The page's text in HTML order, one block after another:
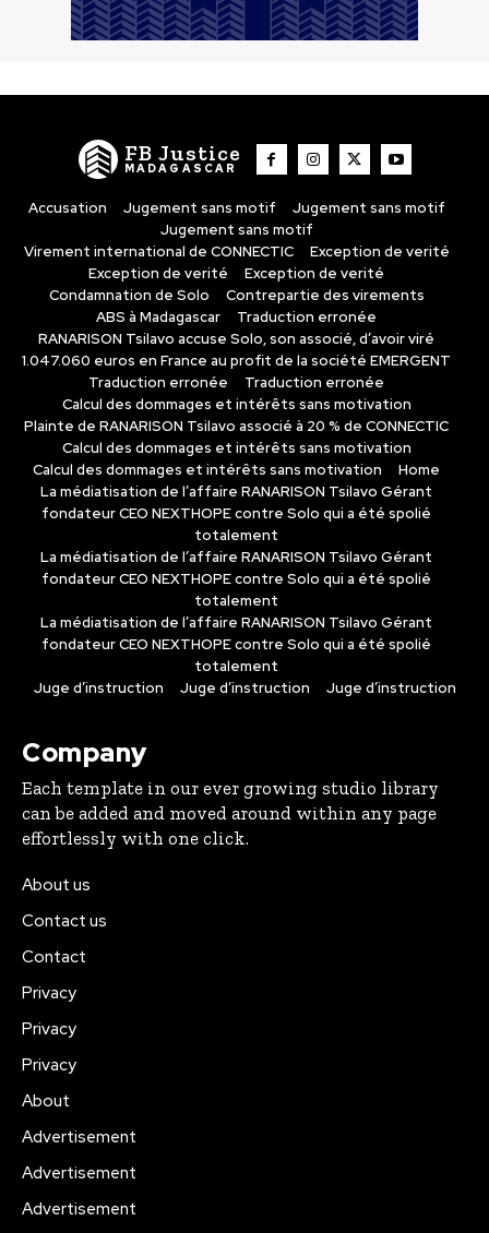
FB Justice
MADAGASCAR
Accusation Jugement sans motif
Jugement sans motif
Jugement sans motif
Virement international de CONNECTIC
Exception de verité
Exception de verité
Exception de verité
Condamnation de Solo
Contrepartie des virements
ABS à Madagascar
Traduction erronée
RANARISON Tsilavo accuse Solo, son associé, d’avoir viré
1.047.060 euros en France au profit de la société EMERGENT
Traduction erronée
Traduction erronée
Calcul des dommages et intérêts sans motivation
Plainte de RANARISON Tsilavo associé à 20 % de CONNECTIC
Calcul des dommages et intérêts sans motivation
Calcul des dommages et intérêts sans motivation
Home
La médiatisation de l’affaire RANARISON Tsilavo Gérant
fondateur CEO NEXTHOPE contre Solo qui a été spolié
totalement
La médiatisation de l’affaire RANARISON Tsilavo Gérant
fondateur CEO NEXTHOPE contre Solo qui a été spolié
totalement
La médiatisation de l’affaire RANARISON Tsilavo Gérant
fondateur CEO NEXTHOPE contre Solo qui a été spolié
totalement
Juge d’instruction
Juge d’instruction Juge d’instruction
Company
Each template in our ever growing studio library
can be added and moved around within any page
effortlessly with one click.
About us
Contact us
Contact
Privacy
Privacy
Privacy
About
Advertisement
Advertisement
Advertisement